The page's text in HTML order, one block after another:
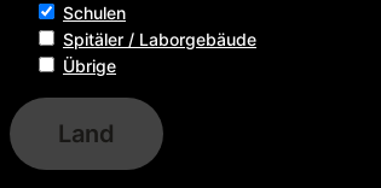
Schulen
Spitäler / Laborgebäude
Übrige
Land